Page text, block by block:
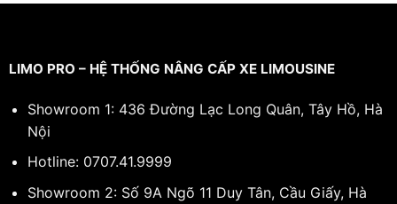
LIMO PRO – HỆ THỐNG NÂNG CẤP XE LIMOUSINE
Showroom 1: 436 Đường Lạc Long Quân, Tây Hồ, Hà
Nội
Hotline: 0707.41.9999
Showroom 2: Số 9A Ngõ 11 Duy Tân, Cầu Giấy, Hà